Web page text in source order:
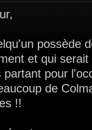
possède
et qui
partant pour
de
!!